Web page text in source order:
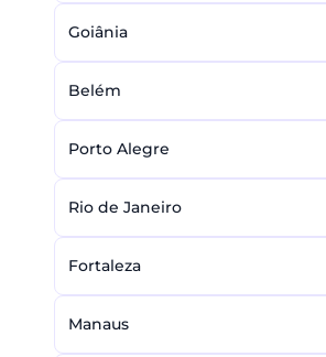
Goiânia
Belém
Porto Alegre
Rio de Janeiro
Fortaleza
Manaus